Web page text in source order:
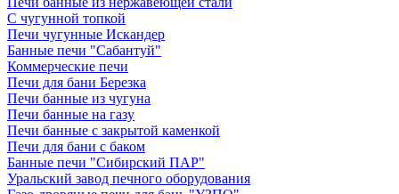
С чугунной топкой
Печи чугунные Искандер
Банные печи "Сабантуй"
Коммерческие печи
Печи для бани Березка
Печи банные из чугуна
Печи банные на газу
Печи банные с закрытой каменкой
Печи для бани с баком
Банные печи "Сибирский ПАР"
Уральский завод печного оборудования